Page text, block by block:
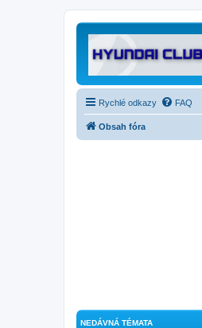
Rychlé odkazy FAQ
Obsah fóra
NEDÁVNÁ TÉMATA